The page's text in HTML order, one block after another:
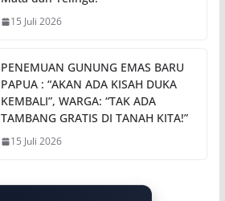
15 Juli 2026
PENEMUAN GUNUNG EMAS BARU
PAPUA : “AKAN ADA KISAH DUKA
KEMBALI”, WARGA: “TAK ADA
TAMBANG GRATIS DI TANAH KITA!”
15 Juli 2026